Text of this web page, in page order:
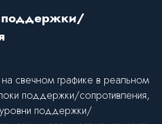
поддержки/
свечном графике в реальном
поддержки/сопротивления,
поддержки/